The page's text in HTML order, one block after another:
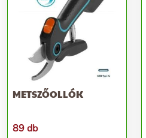
METSZŐOLLÓK
89 db